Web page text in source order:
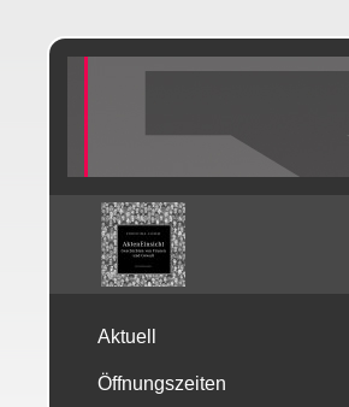
Aktuell
Öffnungszeiten